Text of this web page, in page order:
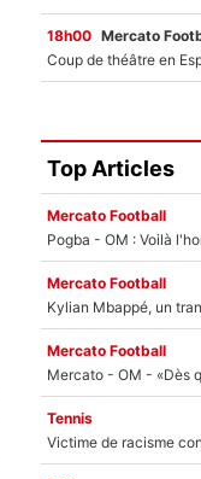
18h00 Mercato
Top Articles
Mercato Football
Pogba - OM : Voilà
Mercato Football
Kylian Mbappé, un
Mercato Football
Tennis